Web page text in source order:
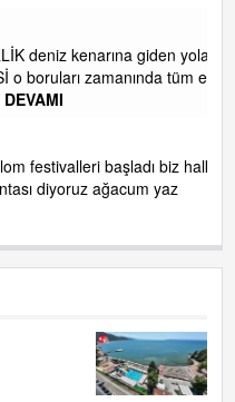
kenarına giden yola
zamanında tüm ereğli
başladı biz halk
ağacum yaz